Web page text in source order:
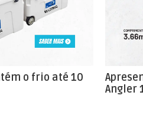
o frio até 10
Angler